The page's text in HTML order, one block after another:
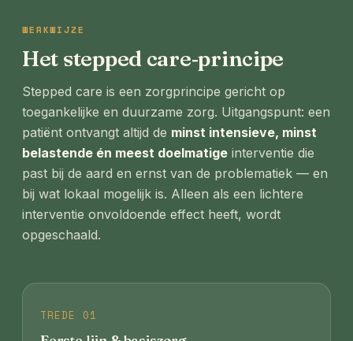
WERKWIJZE
Het stepped care‑principe
Stepped care is een zorgprincipe gericht op
toegankelijke en duurzame zorg. Uitgangspunt: een
patiënt ontvangt altijd de minst intensieve, minst
belastende én meest doelmatige interventie die
past bij de aard en ernst van de problematiek — en
bij wat lokaal mogelijk is. Alleen als een lichtere
interventie onvoldoende effect heeft, wordt
opgeschaald.
TREDE 01